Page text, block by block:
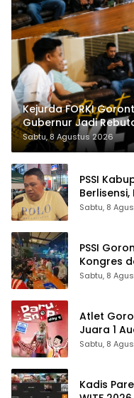
Kejurda FORKI
Gubernur Jadi
Sabtu, 8 Agustus 2026
PSSI
Sabtu, 8
PSSI
Kongres
Sabtu, 8
Atlet
Juara 1
Makassar
Sabtu, 8
Kadis